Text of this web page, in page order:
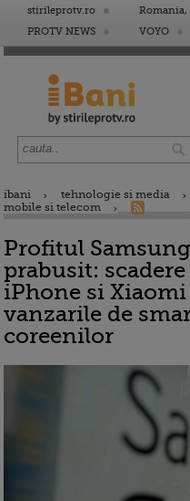
stirileprotv.ro Romania,
PROTV NEWS
VOYO
ibani
tehnologie si media
mobile si telecom
Profitul
prabusit: scadere
iPhone si
vanzarile de
coreenilor